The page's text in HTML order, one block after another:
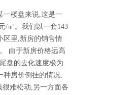
楼盘来说,这是一
/㎡。我们以一套143
区里,新房的销售情
由于新房价格远高
盘的去化速度极为
种房价倒挂的情况,
难松动,另一方面各